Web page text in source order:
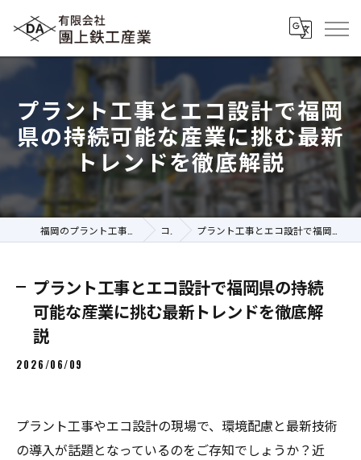
プラント工事とエコ設計で福岡
県の持続可能な産業に挑む最新
トレンドを徹底解説
コラム プラント工事とエコ設計で福岡県の持続可能な産業に挑む最新トレンドを徹底解説
プラント工事とエコ設計で福岡県の持続
可能な産業に挑む最新トレンドを徹底解
説
2026/06/09
プラント工事やエコ設計の現場で、環境配慮と最新技術
の導入が話題となっているのをご存知でしょうか？近